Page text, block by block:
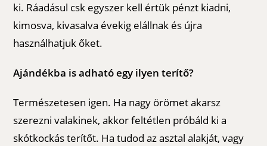
ki. Ráadásul csk egyszer kell értük pénzt kiadni,
kimosva, kivasalva évekig elállnak és újra
használhatjuk őket.
Ajándékba is adható egy ilyen terítő?
Természetesen igen. Ha nagy örömet akarsz
szerezni valakinek, akkor feltétlen próbáld ki a
skótkockás terítőt. Ha tudod az asztal alakját, vagy